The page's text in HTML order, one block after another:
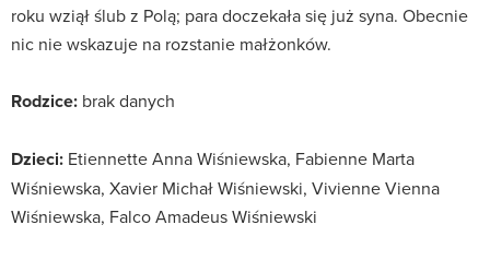
roku wziął ślub z Polą; para doczekała się już syna. Obecnie
nic nie wskazuje na rozstanie małżonków.
Rodzice: brak danych
Dzieci: Etiennette Anna Wiśniewska, Fabienne Marta
Wiśniewska, Xavier Michał Wiśniewski, Vivienne Vienna
Wiśniewska, Falco Amadeus Wiśniewski